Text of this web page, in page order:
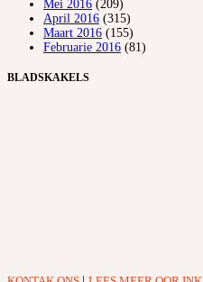
Mei 2016 (209)
April 2016 (315)
Maart 2016 (155)
Februarie 2016 (81)
BLADSKAKELS